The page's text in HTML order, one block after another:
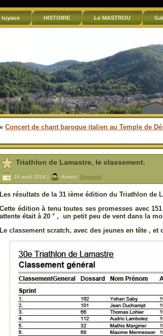
tuyaux HISTOIRE Le MASTROU
« Concert de chant baroque italien au Temple de
Triathlon de Lamastre, le classement.
16 août 2014 | Auteur: Raymond
Les résultats de la 31 ième édition du Triathlon de
Cette édition à tenu toutes ses promesses avec
attente était à 20 ° , un petit peu de vent dans la
Le classement scratch, avec des jeunes en tête ,